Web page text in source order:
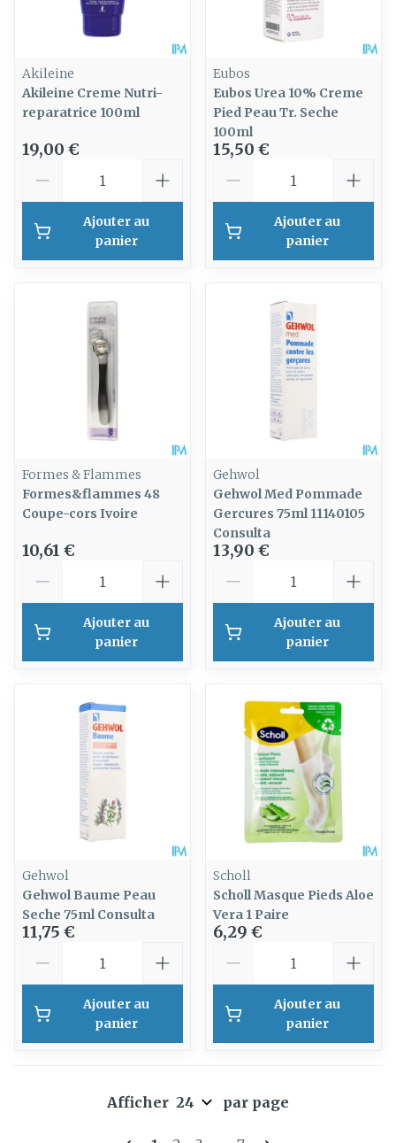
Akileine
Akileine Creme Nutri-
reparatrice 100ml
19,00 €
Ajouter au
panier
Eubos
Eubos Urea 10% Creme
Pied Peau Tr. Seche
100ml
15,50 €
Ajouter au
panier
Formes & Flammes
Formes&flammes 48
Coupe-cors Ivoire
10,61 €
Ajouter au
panier
Gehwol
Gehwol Med Pommade
Gercures 75ml 11140105
Consulta
13,90 €
Ajouter au
panier
Gehwol
Gehwol Baume Peau
Seche 75ml Consulta
11,75 €
Ajouter au
panier
Scholl
Scholl Masque Pieds Aloe
Vera 1 Paire
6,29 €
Ajouter au
panier
Pages
Afficher par page